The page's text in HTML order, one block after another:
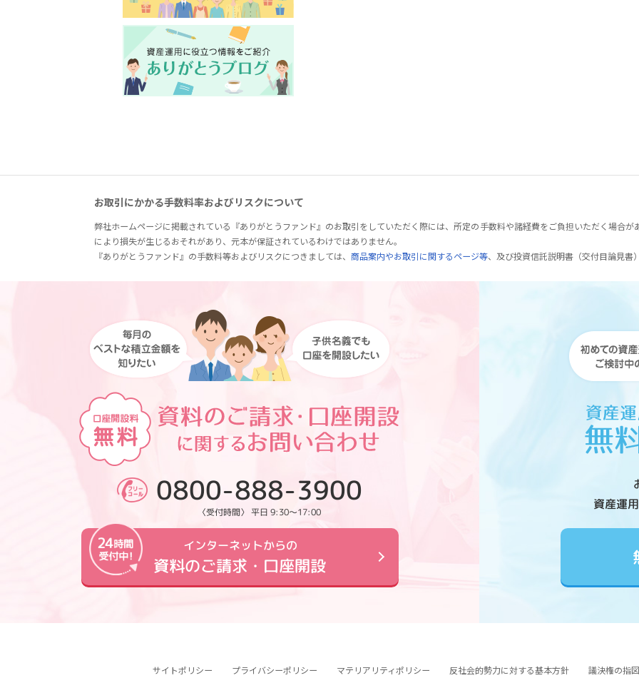
お取引にかかる手数料率およびリスクについて
弊社ホームページに掲載されている『ありがとうファンド』のお取引をしていただく際には、所定の手数料や諸経費をご負担いただく場合
により損失が生じるおそれがあり、元本が保証されているわけではありません。
『ありがとうファンド』の手数料等およびリスクにつきましては、 商品案内やお取引に関するページ等、及び投資信託説明書（交付目論見書
0800-888-3900
〈受付時間〉 平日 9:30～17:00
インターネットからの
資料のご請求・口座開設
資産運
サイトポリシー プライバシーポリシー マテリアリティポリシー 反社会的勢力に対する基本方針 議決権の指